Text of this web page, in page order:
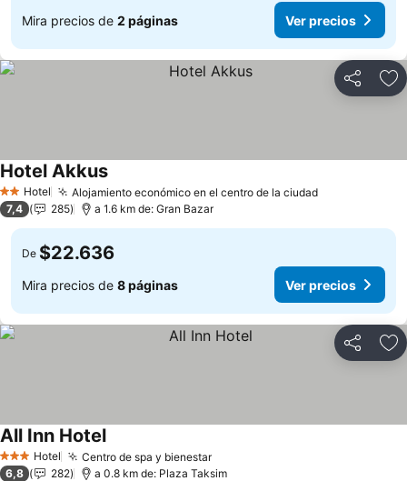
Mira precios de 2 páginas Ver precios
Compartir
2 Estrellas
Hotel Alojamiento económico en el centro de la ciudad
Hotel Akkus
7,4 285 a 1.6 km de: Gran Bazar
De $22.636
Mira precios de 8 páginas Ver precios
Compartir
3 Estrellas
Hotel Centro de spa y bienestar
All Inn Hotel
6,8 282 a 0.8 km de: Plaza Taksim